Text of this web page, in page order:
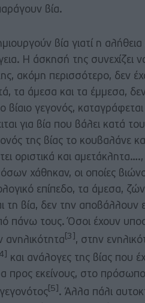
βία.
βία γιατί η αλήθεια
Η άσκησή της συνεχίζει
ακόμη περισσότερο, δεν
τα άμεσα και τα έμμεσα,
βίαιο γεγονός,
για βία που βάλει κατά
της βίας το κουβαλάνε
οριστικά και
όσων χάθηκαν, οι οποίες
επίπεδο, τα άμεσα,
τη βία, δεν την
πάνω τους. Όσοι έχουν
ανηλικότητα [3] , στην
και ανάλογες της βίας που
προς εκείνους, στο
[5] . Άλλα πάλι